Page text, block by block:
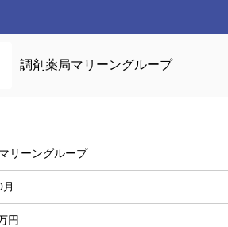
調剤薬局マリーングループ
リーングループ
円